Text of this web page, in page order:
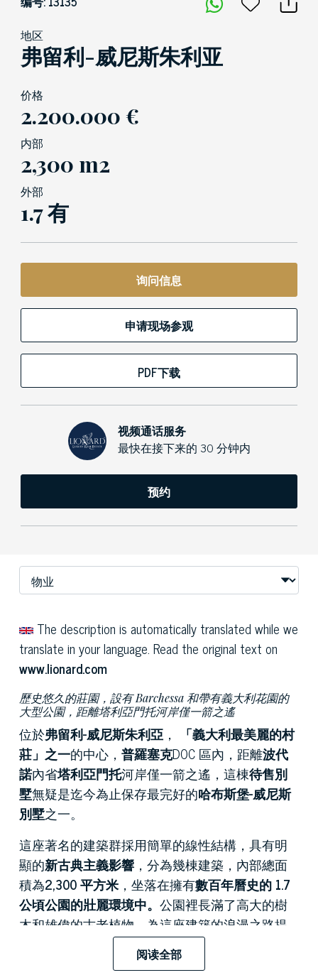
地区
弗留利-威尼斯朱利亚
价格
2.200.000 €
内部
2,300 m2
外部
1.7 有
询问信息
申请现场参观
PDF下载
视频通话服务
最快在接下来的 30 分钟内
预约
The description is automatically translated while we
translate in your language. Read the original text on
www.lionard.com
歷史悠久的莊園，設有 Barchessa 和帶有義大利花園的
大型公園，距離塔利亞門托河岸僅一箭之遙
位於弗留利-威尼斯朱利亞 ，
「義大利最美麗的村
莊」之一的中心， 普羅塞克DOC 區內，距離波代
諾內省塔利亞門托河岸僅一箭之遙，這棟待售別
墅無疑是迄今為止保存最完好的哈布斯堡-威尼斯
別墅之一。
這座著名的建築群採用簡單的線性結構，具有明
顯的新古典主義影響 ，分為幾棟建築，內部總面
積為2,300 平方米，坐落在擁有數百年曆史的 1.7
公頃公園的壯麗環境中。 公園裡長滿了高大的樹
木和雄偉的古老植物，為這座建築的浪漫之路提
供了宜人的陰涼區域，公園的盡頭是一個奇妙的
意大利風格的花園
，它的幾何景觀保存完好，其
阅读全部